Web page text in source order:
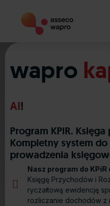
wapro
AI!
Program KPiR.
Kompletny system do
prowadzenia
Nasz program do KPiR
Księgę Przychodów i
ryczałtową ewidencję
rozliczanie dochodów z